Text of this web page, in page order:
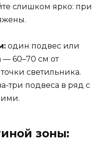
слишком ярко: при
один подвес или
— 60–70 см от
светильника.
три подвеса в ряд с
зоны: